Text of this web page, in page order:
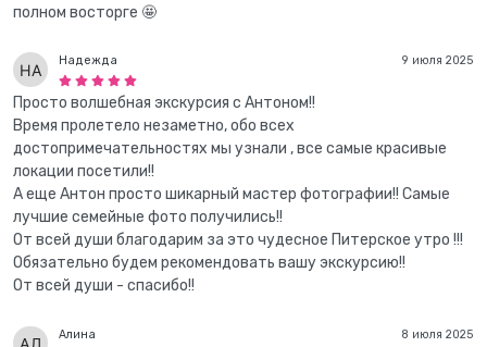
полном восторге 🤩
9 июля 2025
Надежда
Просто волшебная экскурсия с Антоном!!
Время пролетело незаметно, обо всех
достопримечательностях мы узнали , все самые красивые
локации посетили!!
А еще Антон просто шикарный мастер фотографии!! Самые
лучшие семейные фото получились!!
От всей души благодарим за это чудесное Питерское утро !!!
Обязательно будем рекомендовать вашу экскурсию!!
От всей души - спасибо!!
8 июля 2025
Алина